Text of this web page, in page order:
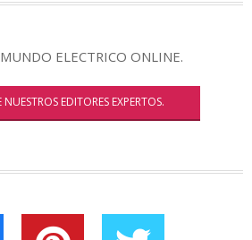
ELECTRICO ONLINE.
EDITORES EXPERTOS.